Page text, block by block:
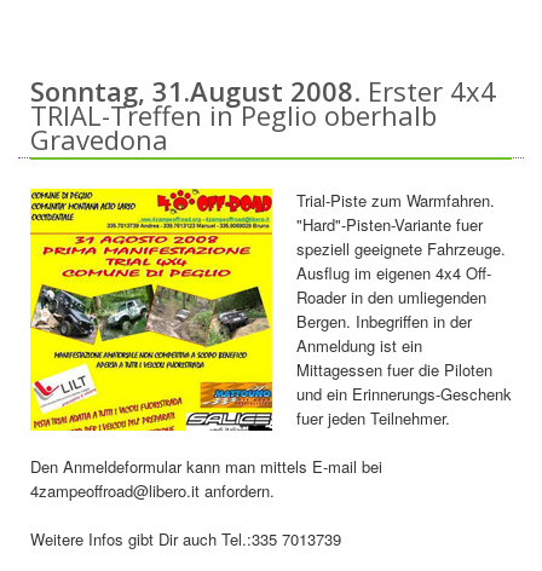
Sonntag, 31.August 2008. Erster 4x4
TRIAL-Treffen in Peglio oberhalb
Gravedona
Trial-Piste zum Warmfahren.
"Hard"-Pisten-Variante fuer
speziell geeignete Fahrzeuge.
Ausflug im eigenen 4x4 Off-
Roader in den umliegenden
Bergen. Inbegriffen in der
Anmeldung ist ein
Mittagessen fuer die Piloten
und ein Erinnerungs-Geschenk
fuer jeden Teilnehmer.
Den Anmeldeformular kann man mittels E-mail bei
4zampeoffroad@libero.it anfordern.
Weitere Infos gibt Dir auch Tel.:335 7013739